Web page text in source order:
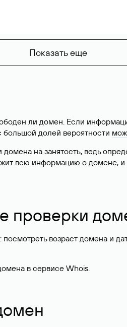
Показать еще
ли домен. Если
большой долей вероятности
на занятость, ведь
всю информацию о домене,
проверки
возраст домена и
в сервисе Whois.